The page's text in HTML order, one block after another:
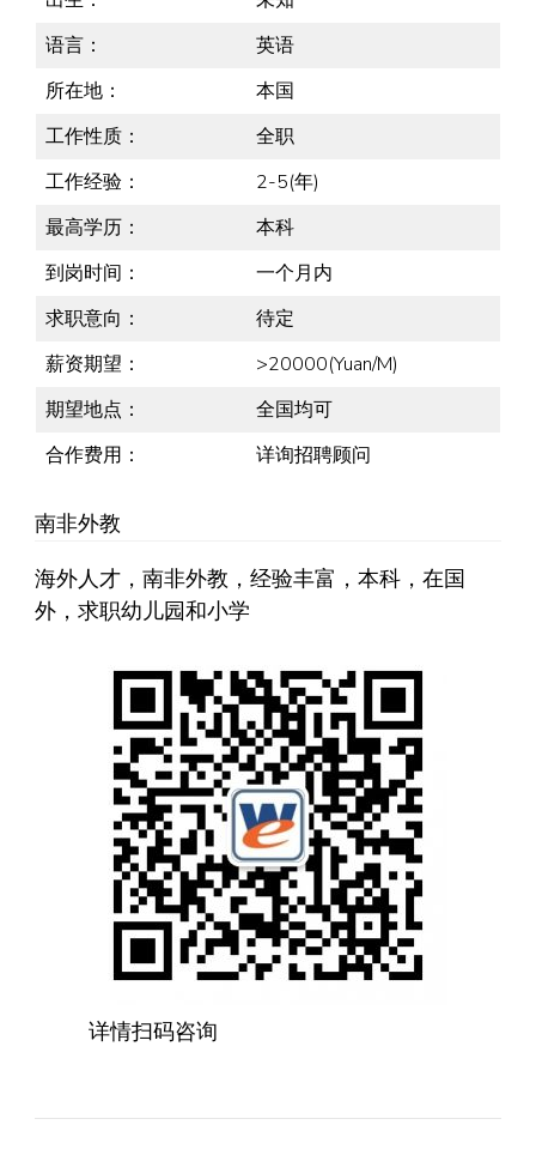
语言：
英语
所在地：
本国
工作性质：
全职
工作经验：
2-5(年)
最高学历：
本科
到岗时间：
一个月内
求职意向：
待定
薪资期望：
>20000(Yuan/M)
期望地点：
全国均可
合作费用：
详询招聘顾问
南非外教
海外人才，南非外教，经验丰富，本科，在国
外，求职幼儿园和小学
详情扫码咨询